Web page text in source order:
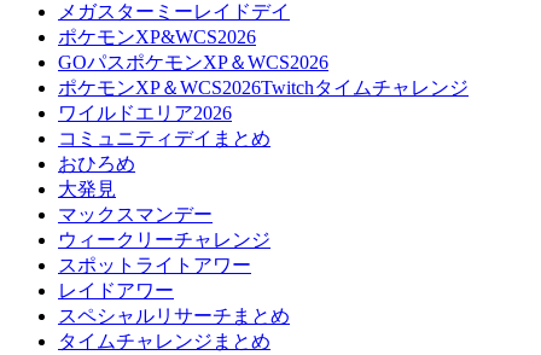
メガスターミーレイドデイ
ポケモンXP&WCS2026
GOパスポケモンXP＆WCS2026
ポケモンXP＆WCS2026Twitchタイムチャレンジ
ワイルドエリア2026
コミュニティデイまとめ
おひろめ
大発見
マックスマンデー
ウィークリーチャレンジ
スポットライトアワー
レイドアワー
スペシャルリサーチまとめ
タイムチャレンジまとめ